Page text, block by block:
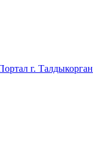
г. Талдыкорган